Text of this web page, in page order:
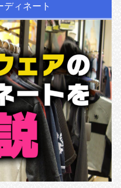
ディネート